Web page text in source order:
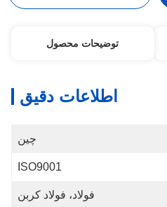
توضیحات محصول
اطلاعات دقیق
چین
ISO9001
فولاد، فولاد کربن